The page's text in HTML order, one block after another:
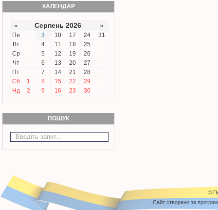
КАЛЕНДАР
« Серпень 2026 »
Пн 3 10 17 24
31
Вт
4 11 18
25
Ср
5 12 19
26
Чт
6 13 20
27
Пт
7 14 21
28
Сб
1 8 15 22
29
Нд
2 9 16 23 30
ПОШУК
©
Cайт створено за